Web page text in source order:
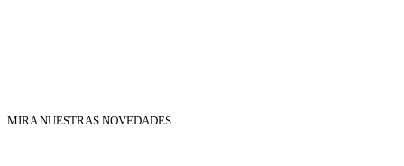
MIRA NUESTRAS NOVEDADES